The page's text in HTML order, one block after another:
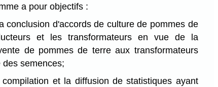
a pour objectifs :
conclusion d'accords de culture de pommes de
et les transformateurs en vue de la
de pommes de terre aux transformateurs
semences;
et la diffusion de statistiques ayant